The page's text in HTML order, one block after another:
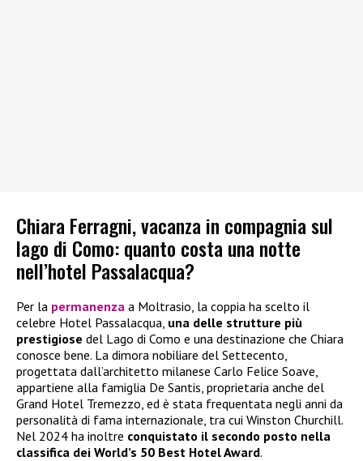
Chiara Ferragni, vacanza in compagnia sul
lago di Como: quanto costa una notte
nell’hotel Passalacqua?
Per la permanenza a Moltrasio, la coppia ha scelto il
celebre Hotel Passalacqua, una delle strutture più
prestigiose del Lago di Como e una destinazione che Chiara
conosce bene. La dimora nobiliare del Settecento,
progettata dall’architetto milanese Carlo Felice Soave,
appartiene alla famiglia De Santis, proprietaria anche del
Grand Hotel Tremezzo, ed è stata frequentata negli anni da
personalità di fama internazionale, tra cui Winston Churchill.
Nel 2024 ha inoltre conquistato il secondo posto nella
classifica dei World’s 50 Best Hotel Award.